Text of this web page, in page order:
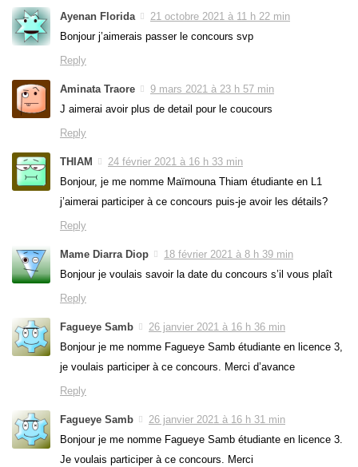
Ayenan Florida
21 octobre 2021 à 11 h 22 min
Bonjour j’aimerais passer le concours svp
Reply
Aminata Traore
9 mars 2021 à 23 h 57 min
J aimerai avoir plus de detail pour le coucours
Reply
THIAM
24 février 2021 à 16 h 33 min
Bonjour, je me nomme Maïmouna Thiam étudiante en L1
j’aimerai participer à ce concours puis-je avoir les détails?
Reply
Mame Diarra Diop
18 février 2021 à 8 h 39 min
Bonjour je voulais savoir la date du concours s’il vous plaît
Reply
Fagueye Samb
26 janvier 2021 à 16 h 36 min
Bonjour je me nomme Fagueye Samb étudiante en licence 3,
je voulais participer à ce concours. Merci d’avance
Reply
Fagueye Samb
26 janvier 2021 à 16 h 31 min
Bonjour je me nomme Fagueye Samb étudiante en licence 3.
Je voulais participer à ce concours. Merci